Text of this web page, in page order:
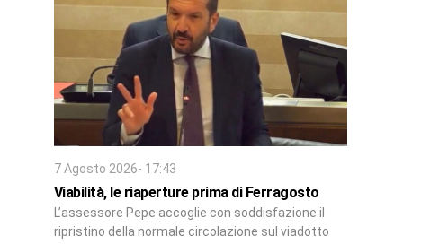
7 Agosto 2026- 17:43
Viabilità, le riaperture prima di Ferragosto
L’assessore Pepe accoglie con soddisfazione il
ripristino della normale circolazione sul viadotto